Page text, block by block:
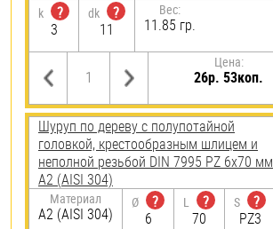
k
?
3
dk
?
11
Вес:
11.85 гр.
Цена:
26р. 53коп.
Шуруп по дереву с полупотайной
головкой, крестообразным шлицем и
неполной резьбой DIN 7995 PZ 6х70 мм
А2 (AISI 304)
Материал
А2 (AISI 304)
Ø
?
6
L
?
70
S
?
PZ3